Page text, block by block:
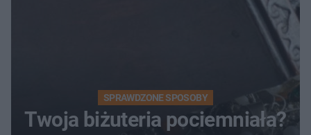
SPRAWDZONE SPOSOBY
Twoja biżuteria pociemniała?